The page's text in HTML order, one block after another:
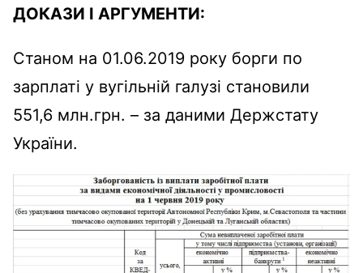
ДОКАЗИ І АРГУМЕНТИ:
Станом на 01.06.2019 року борги по
зарплаті у вугільній галузі становили
551,6 млн.грн. – за даними Держстату
України.